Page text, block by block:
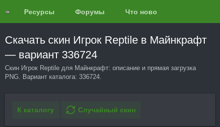
Ресурсы Форумы Что нового?
Скачать скин Игрок Reptile в Майнкрафт
— вариант 336724
Скин Игрок Reptile для Майнкрафт: описание и прямая загрузка
PNG. Вариант каталога: 336724.
К каталогу Случайный скин